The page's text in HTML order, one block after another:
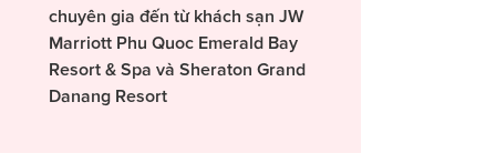
chuyên gia đến từ khách sạn JW
Marriott Phu Quoc Emerald Bay
Resort & Spa và Sheraton Grand
Danang Resort